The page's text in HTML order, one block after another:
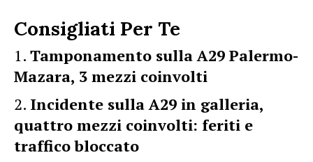
Consigliati Per Te
Tamponamento sulla A29 Palermo-
Mazara, 3 mezzi coinvolti
Incidente sulla A29 in galleria,
quattro mezzi coinvolti: feriti e
traffico bloccato